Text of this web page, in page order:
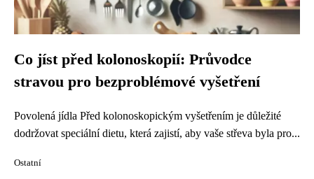
Co jíst před kolonoskopií: Průvodce
stravou pro bezproblémové vyšetření
Povolená jídla Před kolonoskopickým vyšetřením je důležité
dodržovat speciální dietu, která zajistí, aby vaše střeva byla pro...
Ostatní